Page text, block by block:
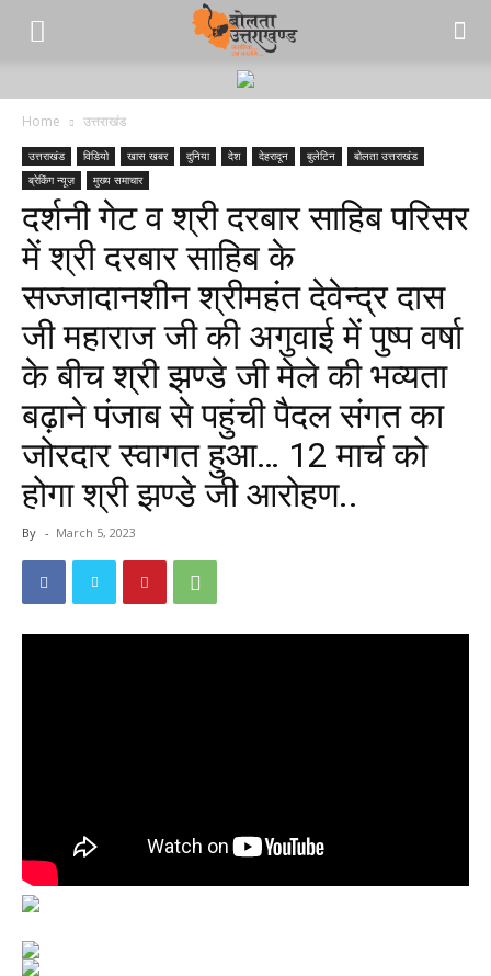
Home उत्तराखंड
उत्तराखंड विडियो खास खबर दुनिया देश देहरादून बुलेटिन
बोलता उत्तराखंड
ब्रेकिंग न्यूज़
मुख्य समाचार
दर्शनी गेट व श्री दरबार साहिब परिसर
में श्री दरबार साहिब के
सज्जादानशीन श्रीमहंत देवेन्द्र दास
जी महाराज जी की अगुवाई में पुष्प वर्षा
के बीच श्री झण्डे जी मेले की भव्यता
बढ़ाने पंजाब से पहुंची पैदल संगत का
जोरदार स्वागत हुआ… 12 मार्च को
होगा श्री झण्डे जी आरोहण..
By - March 5, 2023